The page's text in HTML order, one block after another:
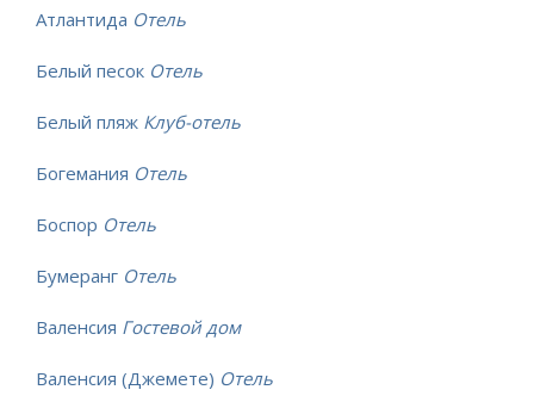
Атлантида Отель
Белый песок Отель
Белый пляж Клуб-отель
Богемания Отель
Боспор Отель
Бумеранг Отель
Валенсия Гостевой дом
Валенсия (Джемете) Отель